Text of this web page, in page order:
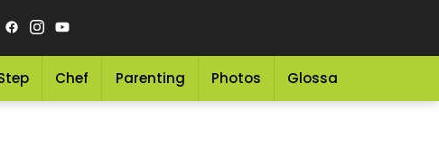
Chef Parenting Photos Glossary